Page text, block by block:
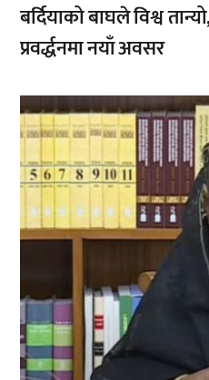
बर्दियाको बाघले विश्व
प्रवर्द्धनमा नयाँ अवसर
,,